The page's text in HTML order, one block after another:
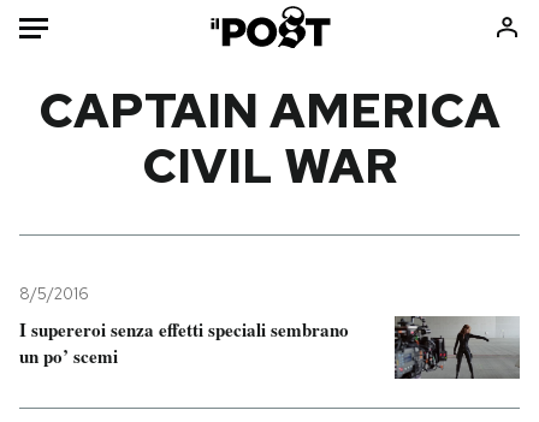
Mondo
Tecnologia
Internet
Cultura
Libri
Ok Boomer!
Europa
CAPTAIN AMERICA
CIVIL WAR
8/5/2016
I supereroi senza effetti speciali sembrano
un po’ scemi